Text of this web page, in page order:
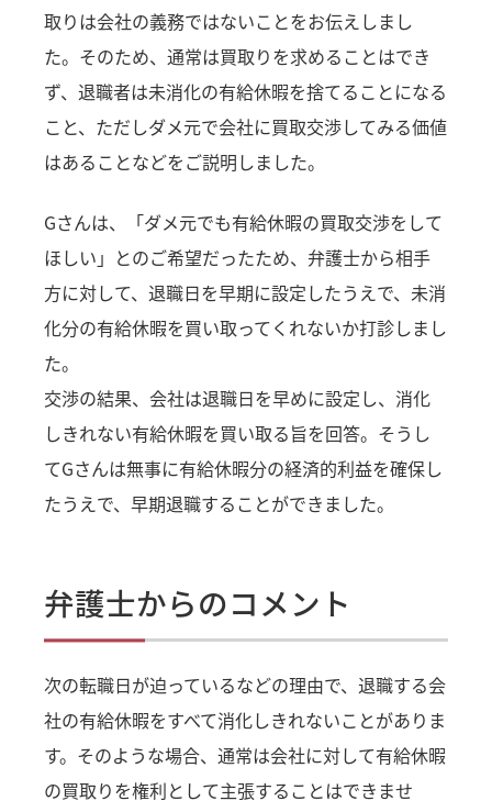
取りは会社の義務ではないことをお伝えしまし
た。そのため、通常は買取りを求めることはでき
ず、退職者は未消化の有給休暇を捨てることになる
こと、ただしダメ元で会社に買取交渉してみる価値
はあることなどをご説明しました。
Gさんは、「ダメ元でも有給休暇の買取交渉をして
ほしい」とのご希望だったため、弁護士から相手
方に対して、退職日を早期に設定したうえで、未消
化分の有給休暇を買い取ってくれないか打診しまし
た。
交渉の結果、会社は退職日を早めに設定し、消化
しきれない有給休暇を買い取る旨を回答。そうし
てGさんは無事に有給休暇分の経済的利益を確保し
たうえで、早期退職することができました。
弁護士からのコメント
次の転職日が迫っているなどの理由で、退職する会
社の有給休暇をすべて消化しきれないことがありま
す。そのような場合、通常は会社に対して有給休暇
の買取りを権利として主張することはできませ